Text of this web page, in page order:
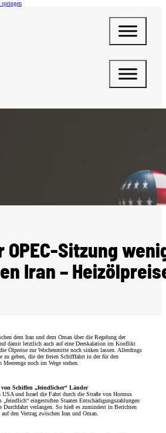
Sitzung
Iran –
dem Iran und dem Oman über die Regelung der
damit letztlich auch auf eine Deeskalation im Konflikt
Ölpreise zur Wochenmitte noch sinken lassen. Allerdings
zu geben, die der freien Schifffahrt in der für den
noch im Wege stehen.
Schiffen „feindlicher“ Länder
und Israel die Fahrt durch die Straße von Hormus
eingestuften Staaten Entschädigungszahlungen
verlangen. So hieß es zumindest in Berichten
den Vertrag zwischen Iran und Oman.